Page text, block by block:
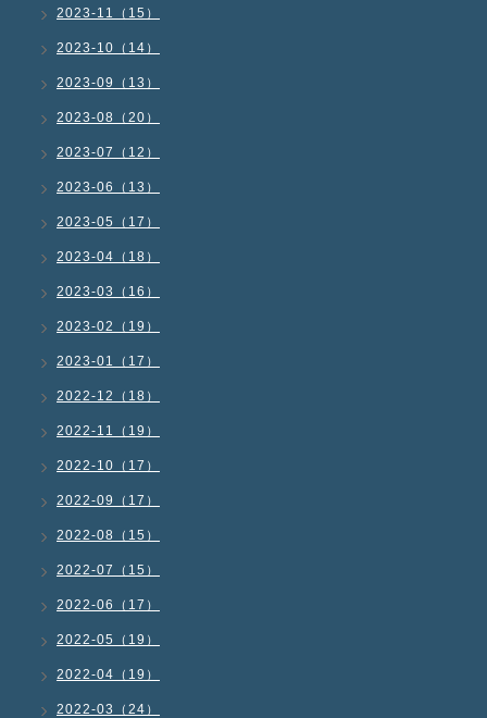
2023-11（15）
2023-10（14）
2023-09（13）
2023-08（20）
2023-07（12）
2023-06（13）
2023-05（17）
2023-04（18）
2023-03（16）
2023-02（19）
2023-01（17）
2022-12（18）
2022-11（19）
2022-10（17）
2022-09（17）
2022-08（15）
2022-07（15）
2022-06（17）
2022-05（19）
2022-04（19）
2022-03（24）